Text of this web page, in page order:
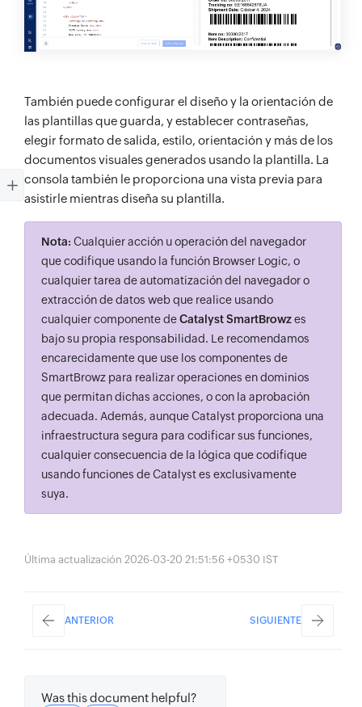
También puede configurar el diseño y la orientación de
las plantillas que guarda, y establecer contraseñas,
elegir formato de salida, estilo, orientación y más de los
documentos visuales generados usando la plantilla. La
consola también le proporciona una vista previa para
asistirle mientras diseña su plantilla.
Nota: Cualquier acción u operación del navegador
que codifique usando la función Browser Logic, o
cualquier tarea de automatización del navegador o
extracción de datos web que realice usando
cualquier componente deCatalyst SmartBrowzes
bajo su propia responsabilidad. Le recomendamos
encarecidamente que use los componentes de
SmartBrowz para realizar operaciones en dominios
que permitan dichas acciones, o con la aprobación
adecuada. Además, aunque Catalyst proporciona una
infraestructura segura para codificar sus funciones,
cualquier consecuencia de la lógica que codifique
usando funciones de Catalyst es exclusivamente
suya.
Última actualización 2026-03-20 21:51:56 +0530 IST
ANTERIOR SIGUIENTE
Was this document helpful?